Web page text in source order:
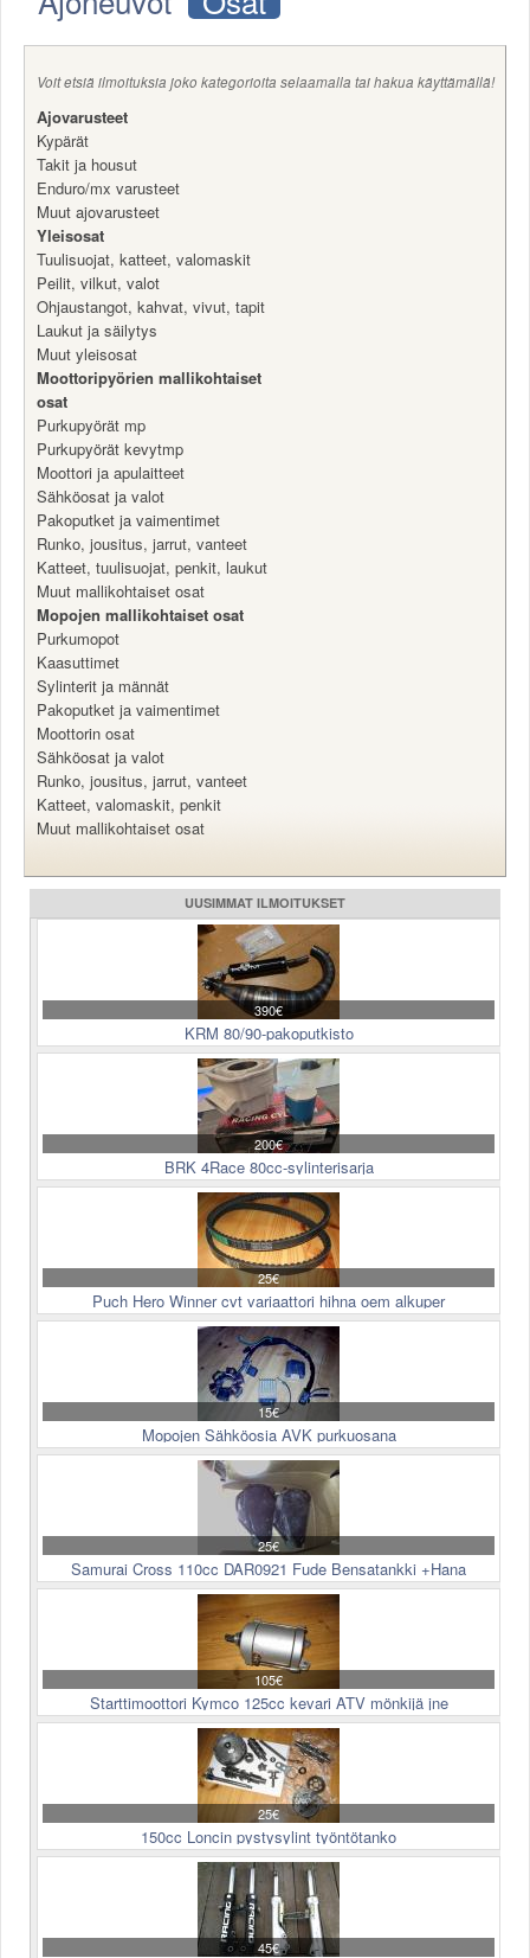
Säännöt ja ohjeet
Uudet ajoneuvot
Uudet kuvat
Uudet videot
Uudet kommentit
MYYDÄÄN
Haku
Ohjeet
Ajoneuvot
Osat
TIETOPANKKI
TAPAHTUMAT
MP15 kuvia
MP14 kuvia
MP13 kuvia
ACS 2015 kuvia
Lisää uusi tapahtuma
UUTISET
SÄÄ
Valitse paikkakunta
Helsingin sää
Tampereen sää
Turun sää
Oulun sää
Kuopion sää
Rovaniemen sää
MUUT
VIP-jäsenyys
Paidat ja vaatteet
Suunnittele oma paita
Palaute
Voit etsiä ilmoituksia joko kategorioita selaamalla tai hakua käyttämällä!
Ajovarusteet
Kypärät
Takit ja housut
Enduro/mx varusteet
Muut ajovarusteet
Yleisosat
Tuulisuojat, katteet, valomaskit
Peilit, vilkut, valot
Ohjaustangot, kahvat, vivut, tapit
Laukut ja säilytys
Muut yleisosat
Moottoripyörien mallikohtaiset
osat
Purkupyörät mp
Purkupyörät kevytmp
Moottori ja apulaitteet
Sähköosat ja valot
Pakoputket ja vaimentimet
Runko, jousitus, jarrut, vanteet
Katteet, tuulisuojat, penkit, laukut
Muut mallikohtaiset osat
Mopojen mallikohtaiset osat
Purkumopot
Kaasuttimet
Sylinterit ja männät
Pakoputket ja vaimentimet
Moottorin osat
Sähköosat ja valot
Runko, jousitus, jarrut, vanteet
Katteet, valomaskit, penkit
Muut mallikohtaiset osat
UUSIMMAT ILMOITUKSET
390€
KRM 80/90-pakoputkisto
200€
BRK 4Race 80cc-sylinterisarja
25€
Puch Hero Winner cvt variaattori hihna oem alkuper
15€
Mopojen Sähköosia AVK purkuosana
25€
Samurai Cross 110cc DAR0921 Fude Bensatankki +Hana
105€
Starttimoottori Kymco 125cc kevari ATV mönkijä jne
25€
150cc Loncin pystysylint työntötanko
45€